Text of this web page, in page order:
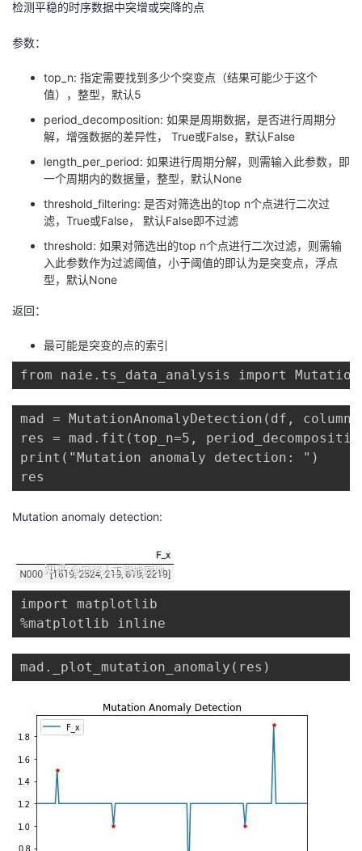
检测平稳的时序数据中突增或突降的点
参数：
top_n: 指定需要找到多少个突变点（结果可能少于这个
值），整型，默认5
period_decomposition: 如果是周期数据，是否进行周期分
解，增强数据的差异性， True或False，默认False
length_per_period: 如果进行周期分解，则需输入此参数，即
一个周期内的数据量，整型，默认None
threshold_filtering: 是否对筛选出的top n个点进行二次过
滤，True或False， 默认False即不过滤
threshold: 如果对筛选出的top n个点进行二次过滤，则需输
入此参数作为过滤阈值，小于阈值的即认为是突变点，浮点
型，默认None
返回：
最可能是突变的点的索引
from naie.ts_data_analysis import
mad = MutationAnomalyDetection(df,
res = mad.fit(top_n=5,
print("Mutation anomaly detection: ")
res
Mutation anomaly detection:
import matplotlib
%matplotlib inline
mad._plot_mutation_anomaly(res)